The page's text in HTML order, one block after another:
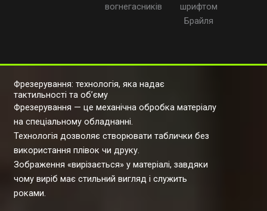
вогнегасників
шрифтом
Брайля
Фрезерування: технологія, яка надає
тактильності та об’єму
Фрезерування — це механічна обробка матеріалу
на спеціальному обладнанні.
Технологія дозволяє створювати таблички без
використання плівок чи друку.
Зображення «вирізається» у матеріалі, завдяки
чому виріб має стильний вигляд і служить
роками.